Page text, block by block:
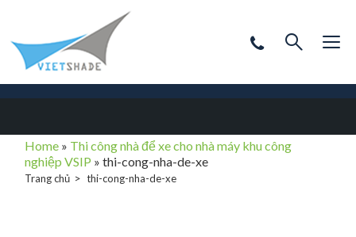
Home » Thi công nhà để xe cho nhà máy khu công
nghiệp VSIP »thi-cong-nha-de-xe
Trang chủ thi-cong-nha-de-xe